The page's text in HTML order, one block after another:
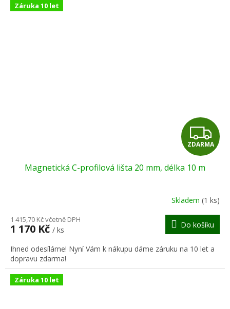
Záruka 10 let
Z
D
R
M
A
ZDARMA
Magnetická C-profilová lišta 20 mm, délka 10 m
Skladem (1 ks)
1 415,70 Kč včetně DPH
1 170 Kč / ks
Do košíku
Ihned odesíláme! Nyní Vám k nákupu dáme záruku na 10 let a
dopravu zdarma!
Záruka 10 let